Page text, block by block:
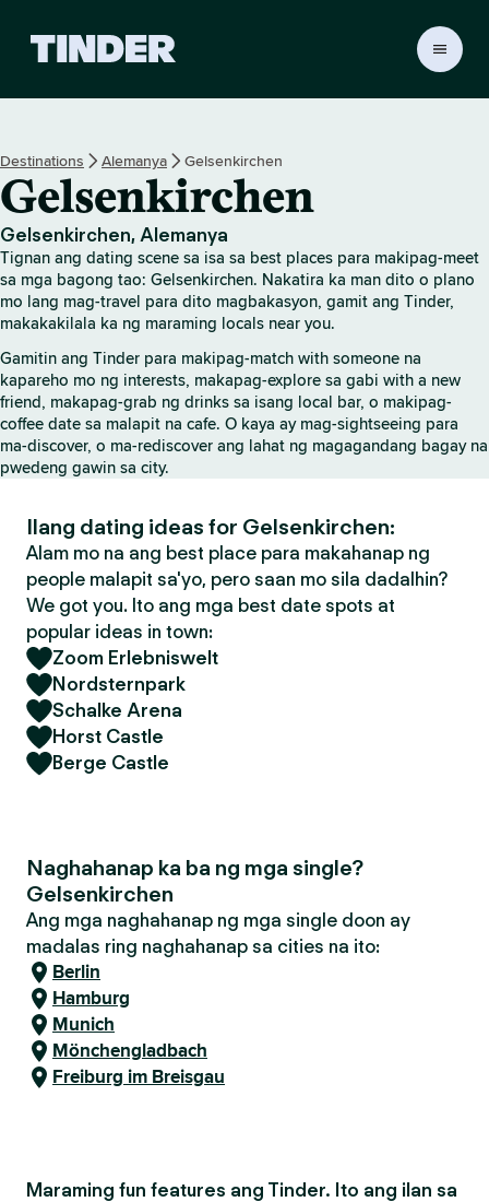
r
H
o
m
e
Destinations Alemanya Gelsenkirchen
Gelsenkirchen
Gelsenkirchen, Alemanya
Tignan ang dating scene sa isa sa best places para makipag-meet
sa mga bagong tao: Gelsenkirchen. Nakatira ka man dito o plano
mo lang mag-travel para dito magbakasyon, gamit ang Tinder,
makakakilala ka ng maraming locals near you.
Gamitin ang Tinder para makipag-match with someone na
kapareho mo ng interests, makapag-explore sa gabi with a new
friend, makapag-grab ng drinks sa isang local bar, o makipag-
coffee date sa malapit na cafe. O kaya ay mag-sightseeing para
ma-discover, o ma-rediscover ang lahat ng magagandang bagay na
pwedeng gawin sa city.
Ilang dating ideas for Gelsenkirchen:
Alam mo na ang best place para makahanap ng
people malapit sa'yo, pero saan mo sila dadalhin?
We got you. Ito ang mga best date spots at
popular ideas in town:
Zoom Erlebniswelt
Nordsternpark
Schalke Arena
Horst Castle
Berge Castle
Naghahanap ka ba ng mga single?
Gelsenkirchen
Ang mga naghahanap ng mga single doon ay
madalas ring naghahanap sa cities na ito:
Berlin
Hamburg
Munich
Mönchengladbach
Freiburg im Breisgau
Maraming fun features ang Tinder. Ito ang ilan sa